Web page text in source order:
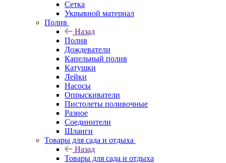
Сетка
Укрывной материал
Полив
Назад
Полив
Дождеватели
Капельный полив
Катушки
Лейки
Насосы
Опрыскиватели
Пистолеты поливочные
Разное
Соединители
Шланги
Товары для сада и отдыха
Назад
Товары для сада и отдыха